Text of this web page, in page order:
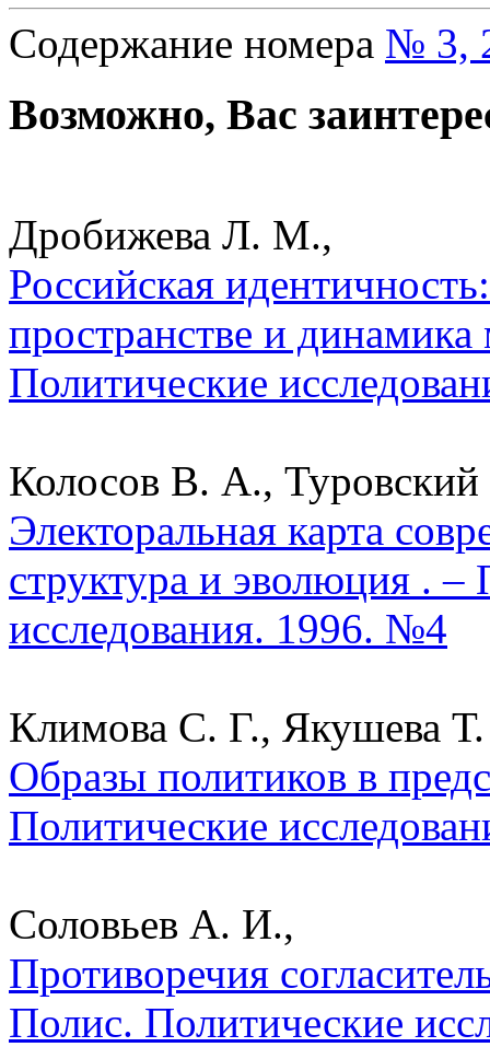
Содержание номера № 3,
Возможно, Вас
Дробижева Л. М.,
Российская
пространстве и
Политические
Колосов В. А.,
Электоральная карта
структура и эволюция .
исследования. 1996. №4
Климова С. Г., Якушева
Образы политиков в
Политические
Соловьев А. И.,
Противоречия
Полис. Политические